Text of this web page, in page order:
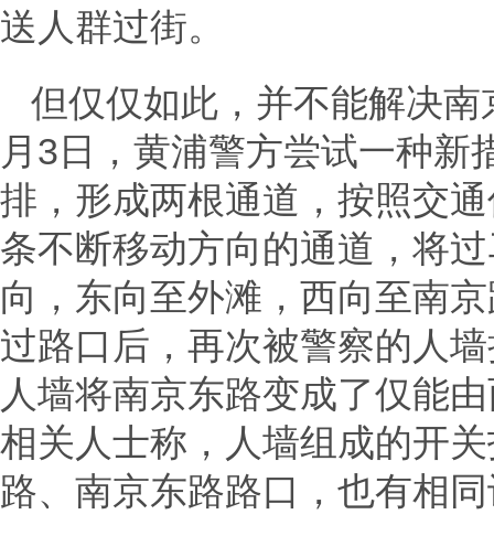
送人群过街。
但仅仅如此，并不能解决
月3日，黄浦警方尝试一种新
排，形成两根通道，按照交
条不断移动方向的通道，将
向，东向至外滩，西向至南
过路口后，再次被警察的人
人墙将南京东路变成了仅能
相关人士称，人墙组成的开
路、南京东路路口，也有相